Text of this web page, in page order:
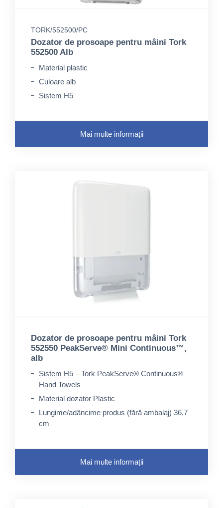
TORK/552500/PC
Dozator de prosoape pentru mâini Tork
552500 Alb
Material plastic
Culoare alb
Sistem H5
Mai multe informații
Dozator de prosoape pentru mâini Tork
552550 PeakServe® Mini Continuous™,
alb
Sistem H5 – Tork PeakServe® Continuous®
Hand Towels
Material dozator Plastic
Lungime/adâncime produs (fără ambalaj) 36,7
cm
Mai multe informații